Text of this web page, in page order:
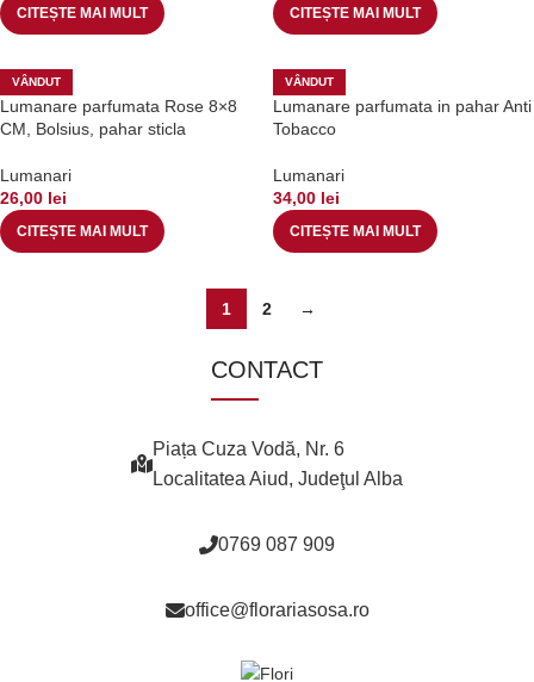
CITEȘTE MAI MULT CITEȘTE MAI MULT
VÂNDUT
Lumanare parfumata Rose 8×8
CM, Bolsius, pahar sticla
Lumanari
26,00 lei
CITEȘTE MAI MULT
VÂNDUT
Lumanare parfumata in pahar Anti
Tobacco
Lumanari
34,00 lei
CITEȘTE MAI MULT
1 2 →
CONTACT
Piața Cuza Vodă, Nr. 6
Localitatea Aiud, Judeţul Alba
0769 087 909
office@florariasosa.ro